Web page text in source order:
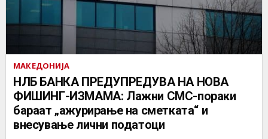
МАКЕДОНИЈА
НЛБ БАНКА ПРЕДУПРЕДУВА НА НОВА
ФИШИНГ-ИЗМАМА: Лажни СМС-пораки
бараат „ажурирање на сметката“ и
внесување лични податоци